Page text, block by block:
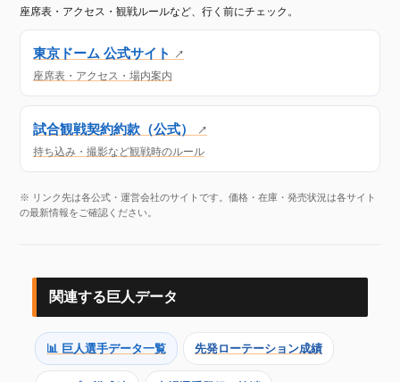
座席表・アクセス・観戦ルールなど、行く前にチェック。
東京ドーム 公式サイト ↗
座席表・アクセス・場内案内
試合観戦契約約款（公式） ↗
持ち込み・撮影など観戦時のルール
※ リンク先は各公式・運営会社のサイトです。価格・在庫・発売状況は各サイト
の最新情報をご確認ください。
関連する巨人データ
📊 巨人選手データ一覧 先発ローテーション成績